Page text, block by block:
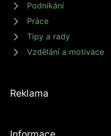
Podnikání
Práce
Tipy a rady
Vzdělání a motivace
Reklama